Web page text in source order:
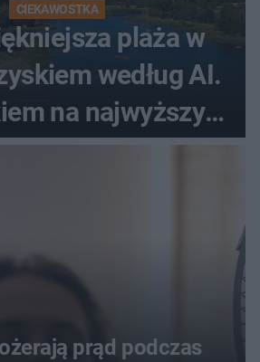
CIEKAWOSTKA
plaża w
według AI.
na najwyższy
Świętokrzyskich
prąd podczas